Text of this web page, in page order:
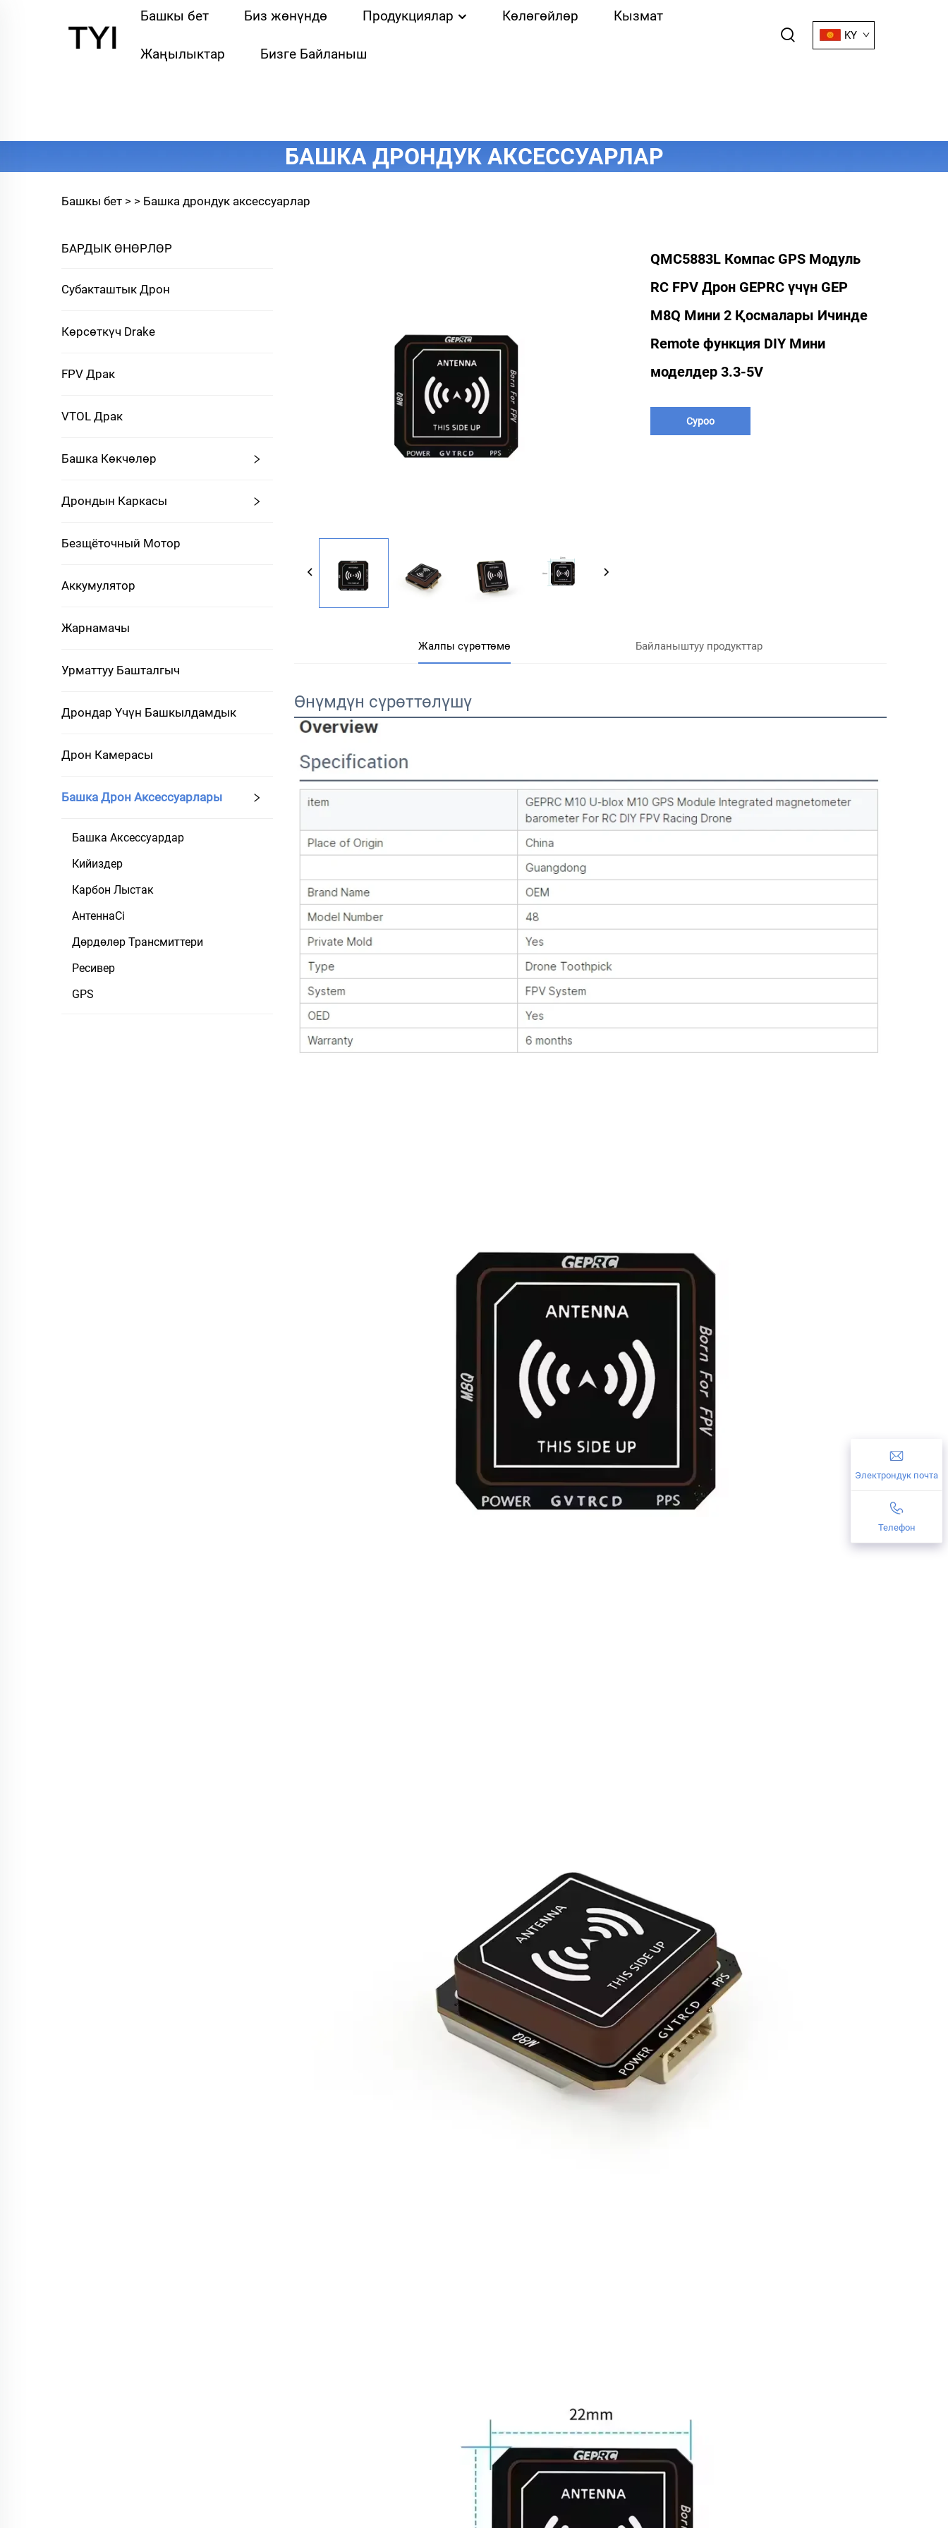
Башкы бет Биз жөнүндө Продукциялар Көлөгөйлөр Кызмат
Жаңылыктар Бизге Байланыш
KY
БАШКА ДРОНДУК АКСЕССУАРЛАР
Башкы бет > > Башка дрондук аксессуарлар
БАРДЫК ӨНӨРЛӨР
Субакташтык Дрон
Көрсөткүч Drake
FPV Драк
VTOL Драк
Башка Көкчөлөр
Дрондын Каркасы
Безщёточный Мотор
Аккумулятор
Жарнамачы
Урматтуу Башталгыч
Дрондар Үчүн Башкылдамдык
Дрон Камерасы
Башка Дрон Аксессуарлары
Башка Аксессуардар
Кийиздер
Карбон Лыстак
АнтеннаСі
Дөрдөлөр Трансмиттери
Ресивер
GPS
QMC5883L Компас GPS Модуль
RC FPV Дрон GEPRC үчүн GEP
M8Q Мини 2 Қосмалары Ичинде
Remote функция DIY Мини
моделдер 3.3-5V
Суроо
Жалпы сүрөттөмө Байланыштуу продукттар
Өнүмдүн сүрөттөлүшү
Электрондук почта
Телефон